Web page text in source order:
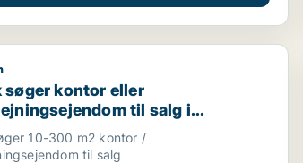
kontor eller boligudlejningsejendom
søger kontor eller
til salg i
K, Vesterbro eller
m.fl.
10-300 m2 kontor /
til salg